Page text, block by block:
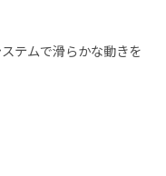
テムで滑らかな動きを